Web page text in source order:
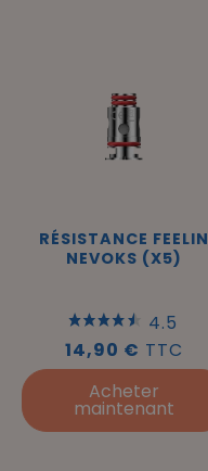
RÉSISTANCE FEELIN
NEVOKS (X5)
4.5
14,90 € TTC
Acheter
maintenant